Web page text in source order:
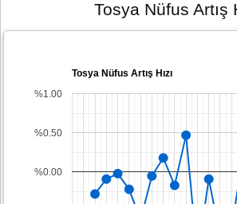
Tosya Nüfus Artış
Tosya Nüfus Artış Hızı
%0.00
%0.50
%1.00